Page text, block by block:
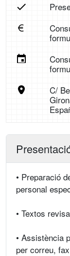
C/
• Preparació
personal
• Textos
• Assistència
per correu,